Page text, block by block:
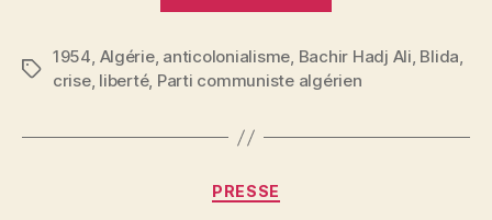
:
La
Étiquettes
1954, Algérie, anticolonialisme, Bachir Hadj Ali, Blida,
crise, liberté, Parti communiste algérien
Catégories
PRESSE